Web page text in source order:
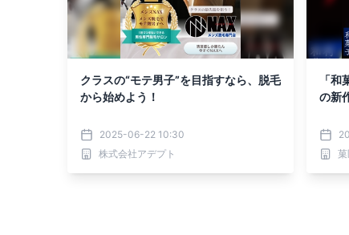
クラスの“モテ男子”を目指すなら、脱毛
から始めよう！
2025-06-22 10:30
株式会社アデプト
「
の新